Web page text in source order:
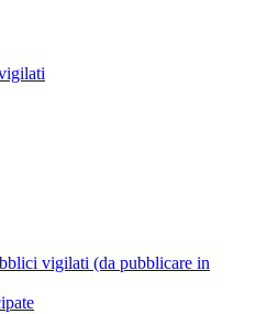
vigilati (da pubblicare in